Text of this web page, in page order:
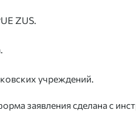
ZUS.
учреждений.
заявления сделана с